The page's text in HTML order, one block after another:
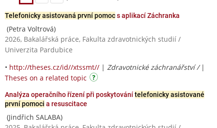
Telefonicky asistovaná první pomocs aplikací Záchranka
(Petra Voltrová)
2026, Bakalářská práce, Fakulta zdravotnických studií /
Univerzita Pardubice
• http://theses.cz/id//xtssmt// | Zdravotnické záchranářství / |
Theses on a related topic
Analýza operačního řízení při poskytovánítelefonicky asistované
první pomoci a resuscitace
(Jindřich SALABA)